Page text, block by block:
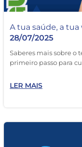
A tua saúde, a tua
28/07/2025
Saberes mais sobre o
primeiro passo para
LER MAIS